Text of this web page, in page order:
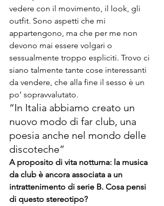
vedere con il movimento, il look, gli
outfit. Sono aspetti che mi
appartengono, ma che per me non
devono mai essere volgari o
sessualmente troppo espliciti. Trovo ci
siano talmente tante cose interessanti
da vendere, che alla fine il sesso è un
po’ sopravvalutato.
“In Italia abbiamo creato un
nuovo modo di far club, una
poesia anche nel mondo delle
discoteche”
A proposito di vita notturna: la musica
da club è ancora associata a un
intrattenimento di serie B. Cosa pensi
di questo stereotipo?